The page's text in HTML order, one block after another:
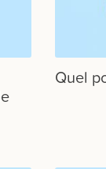
Quel